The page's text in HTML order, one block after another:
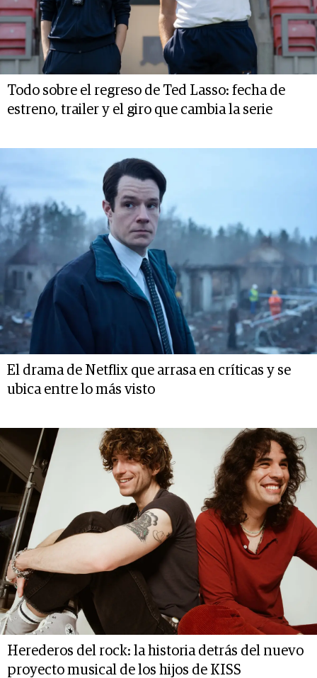
Todo sobre el regreso de Ted Lasso: fecha de
estreno, trailer y el giro que cambia la serie
El drama de Netflix que arrasa en críticas y se
ubica entre lo más visto
Herederos del rock: la historia detrás del nuevo
proyecto musical de los hijos de KISS